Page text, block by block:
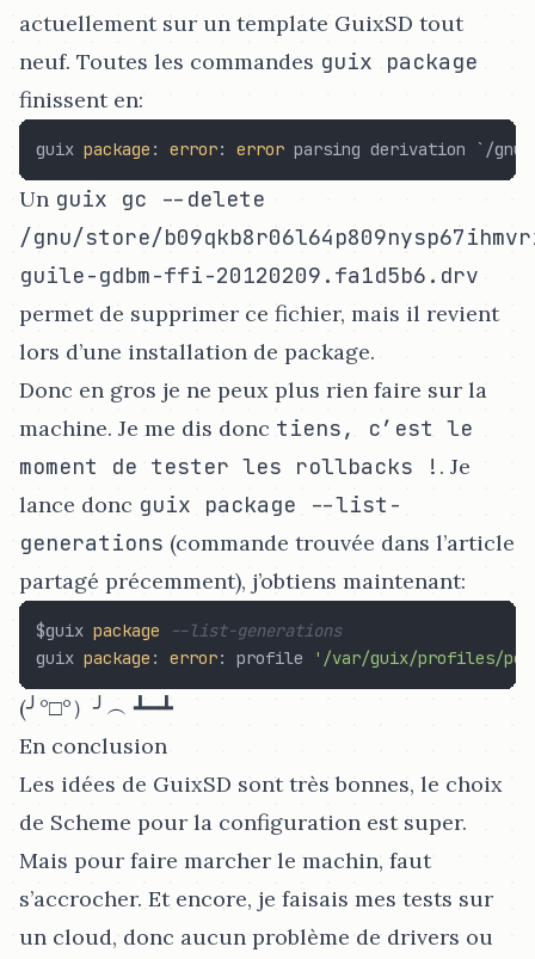
actuellement sur un template GuixSD tout
neuf. Toutes les commandes guix package
finissent en:
guix package : error: error parsing derivation `/gnu/
Un guix gc --delete
/gnu/store/
guile-gdbm-ffi-20120209.fa1d5b6.drv
permet de supprimer ce fichier, mais il revient
lors d’une installation de package.
Donc en gros je ne peux plus rien faire sur la
machine. Je me dis donc tiens, c’est le
moment de tester les rollbacks ! . Je
lance donc guix package --list-
generations (commande trouvée dans l’article
partagé précemment), j’obtiens maintenant:
$guix package
--list-generations
guix package : error: profile '/var/guix/profiles/
(╯°□°）╯︵ ┻━┻
En conclusion
Les idées de GuixSD sont très bonnes, le choix
de Scheme pour la configuration est super.
Mais pour faire marcher le machin, faut
s’accrocher. Et encore, je faisais mes tests sur
un cloud, donc aucun problème de drivers ou